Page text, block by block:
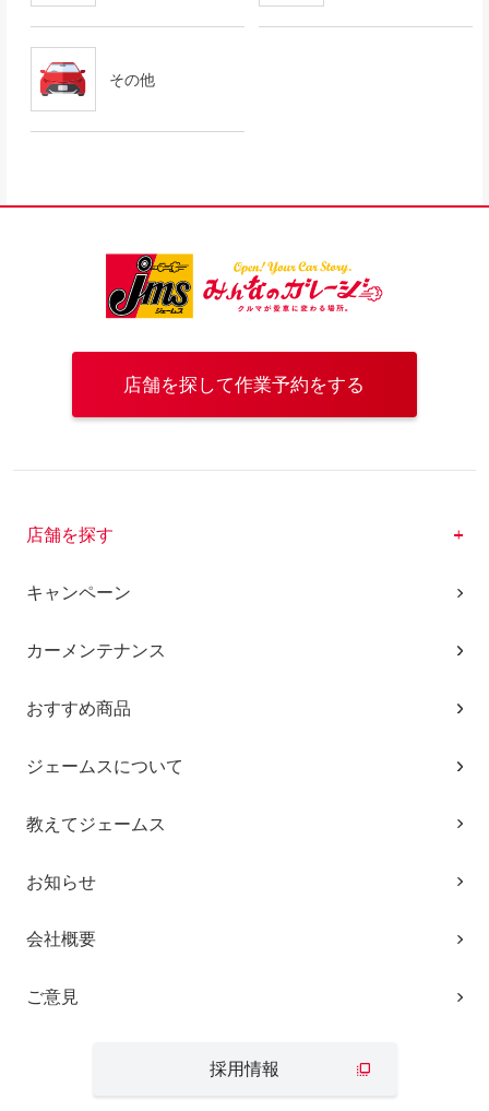
その他
店舗を探して作業予約をする
店舗を探す
キャンペーン
カーメンテナンス
おすすめ商品
ジェームスについて
教えてジェームス
お知らせ
会社概要
ご意見
採用情報